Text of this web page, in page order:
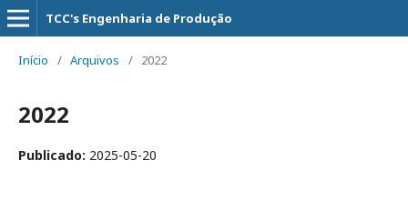
TCC's Engenharia de Produção
Início / Arquivos / 2022
2022
Publicado: 2025-05-20